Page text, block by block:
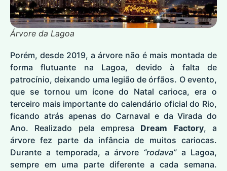
Árvore da Lagoa
Porém, desde 2019, a árvore não é mais montada de
forma flutuante na Lagoa, devido à falta de
patrocínio, deixando uma legião de órfãos. O evento,
que se tornou um ícone do Natal carioca, era o
terceiro mais importante do calendário oficial do Rio,
ficando atrás apenas do Carnaval e da Virada do
Ano. Realizado pela empresa Dream Factory, a
árvore fez parte da infância de muitos cariocas.
Durante a temporada, a árvore “rodava”a Lagoa,
sempre em uma parte diferente a cada semana.